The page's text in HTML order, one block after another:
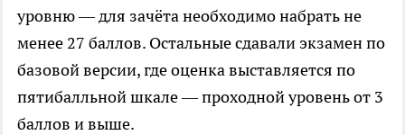
уровню — для зачёта необходимо набрать не
менее 27 баллов. Остальные сдавали экзамен по
базовой версии, где оценка выставляется по
пятибалльной шкале — проходной уровень от 3
баллов и выше.